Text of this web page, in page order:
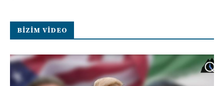
BIZIM VIDEO